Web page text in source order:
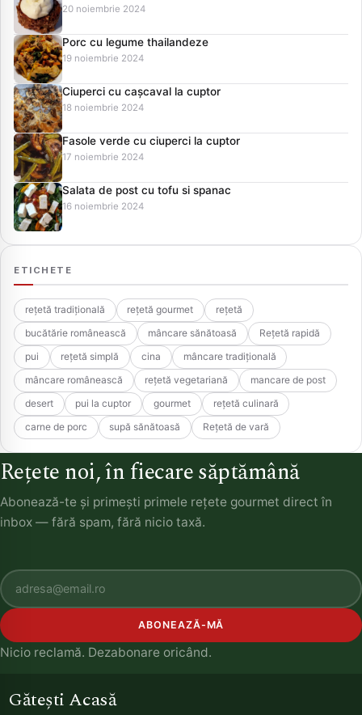
20 noiembrie 2024
Porc cu legume thailandeze
19 noiembrie 2024
Ciuperci cu cașcaval la cuptor
18 noiembrie 2024
Fasole verde cu ciuperci la cuptor
17 noiembrie 2024
Salata de post cu tofu si spanac
16 noiembrie 2024
ETICHETE
rețetă tradițională rețetă gourmet
rețetă
bucătărie românească
mâncare sănătoasă
Rețetă rapidă
pui
rețetă simplă cina
mâncare tradițională
mâncare românească
rețetă vegetariană
mancare de post
desert
pui la cuptor gourmet
rețetă culinară
carne de porc
supă sănătoasă Rețetă de vară
Rețete noi, în fiecare săptămână
Abonează-te și primești primele rețete gourmet direct în
inbox — fără spam, fără nicio taxă.
ABONEAZĂ-MĂ
Nicio reclamă. Dezabonare oricând.
Gătești Acasă